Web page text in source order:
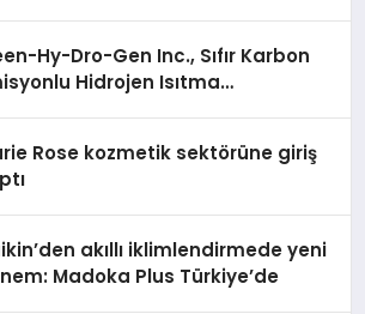
Hy-Dro-Gen Inc., Sıfır Karbon
Hidrojen Isıtma
Rose kozmetik sektörüne giriş
akıllı iklimlendirmede yeni
Madoka Plus Türkiye’de